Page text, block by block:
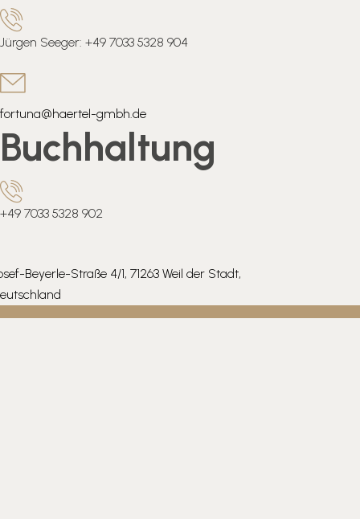
Jürgen Seeger: +49 7033 5328 904
fortuna@haertel-gmbh.de
Buchhaltung
+49 7033 5328 902
Beyerle-Straße 4/1, 71263 Weil der Stadt,